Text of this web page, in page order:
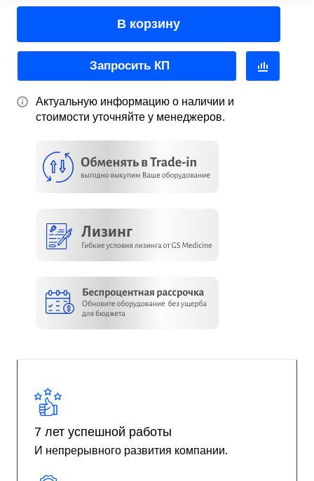
В корзину
Запросить КП
Актуальную информацию о наличии и
стоимости уточняйте у менеджеров.
7 лет успешной работы
И непрерывного развития компании.